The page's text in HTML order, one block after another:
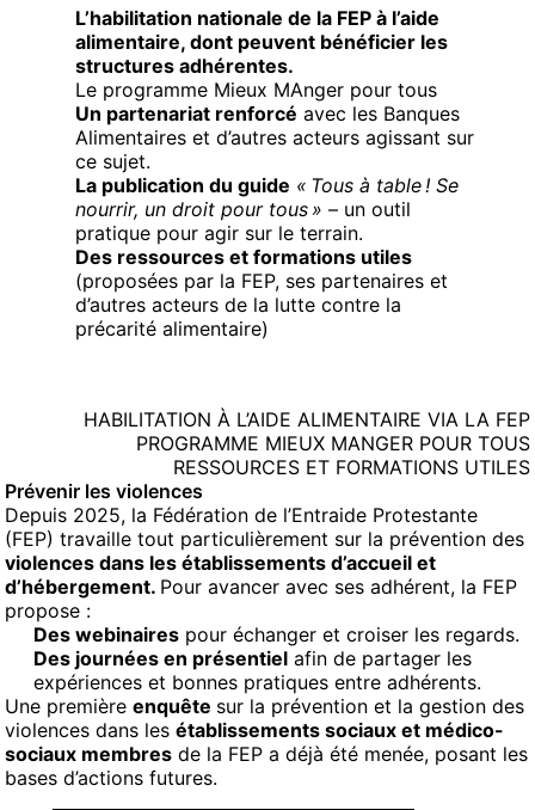
L’habilitation nationale de la FEP à l’aide
alimentaire,dont peuvent bénéficier les
structures adhérentes.
Le programme Mieux MAnger pour tous
Un partenariat renforcé avec les Banques
Alimentaires et d’autres acteurs agissant sur
ce sujet.
La publication du guide « Tous à table ! Se
nourrir, un droit pour tous » – un outil
pratique pour agir sur le terrain.
Des ressources et formations utiles
(proposées par la FEP, ses partenaires et
d’autres acteurs de la lutte contre la
précarité alimentaire)
HABILITATION À L’AIDE ALIMENTAIRE VIA LA FEP
PROGRAMME MIEUX MANGER POUR TOUS
RESSOURCES ET FORMATIONS UTILES
Prévenir les violences
Depuis 2025, la Fédération de l’Entraide Protestante
(FEP) travaille tout particulièrement sur la prévention des
violences dans les établissements d’accueil et
d’hébergement. Pour avancer avec ses adhérent, la FEP
propose :
Des webinaires pour échanger et croiser les regards.
Des journées en présentiel afin de partager les
expériences et bonnes pratiques entre adhérents.
Une première enquête sur la prévention et la gestion des
violences dans les établissements sociaux et médico-
sociaux membres de la FEP a déjà été menée, posant les
bases d’actions futures.